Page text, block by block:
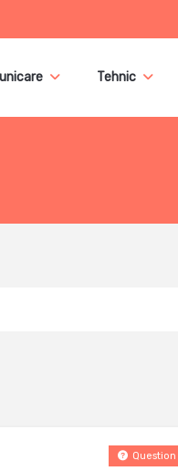
Tehnic
Question